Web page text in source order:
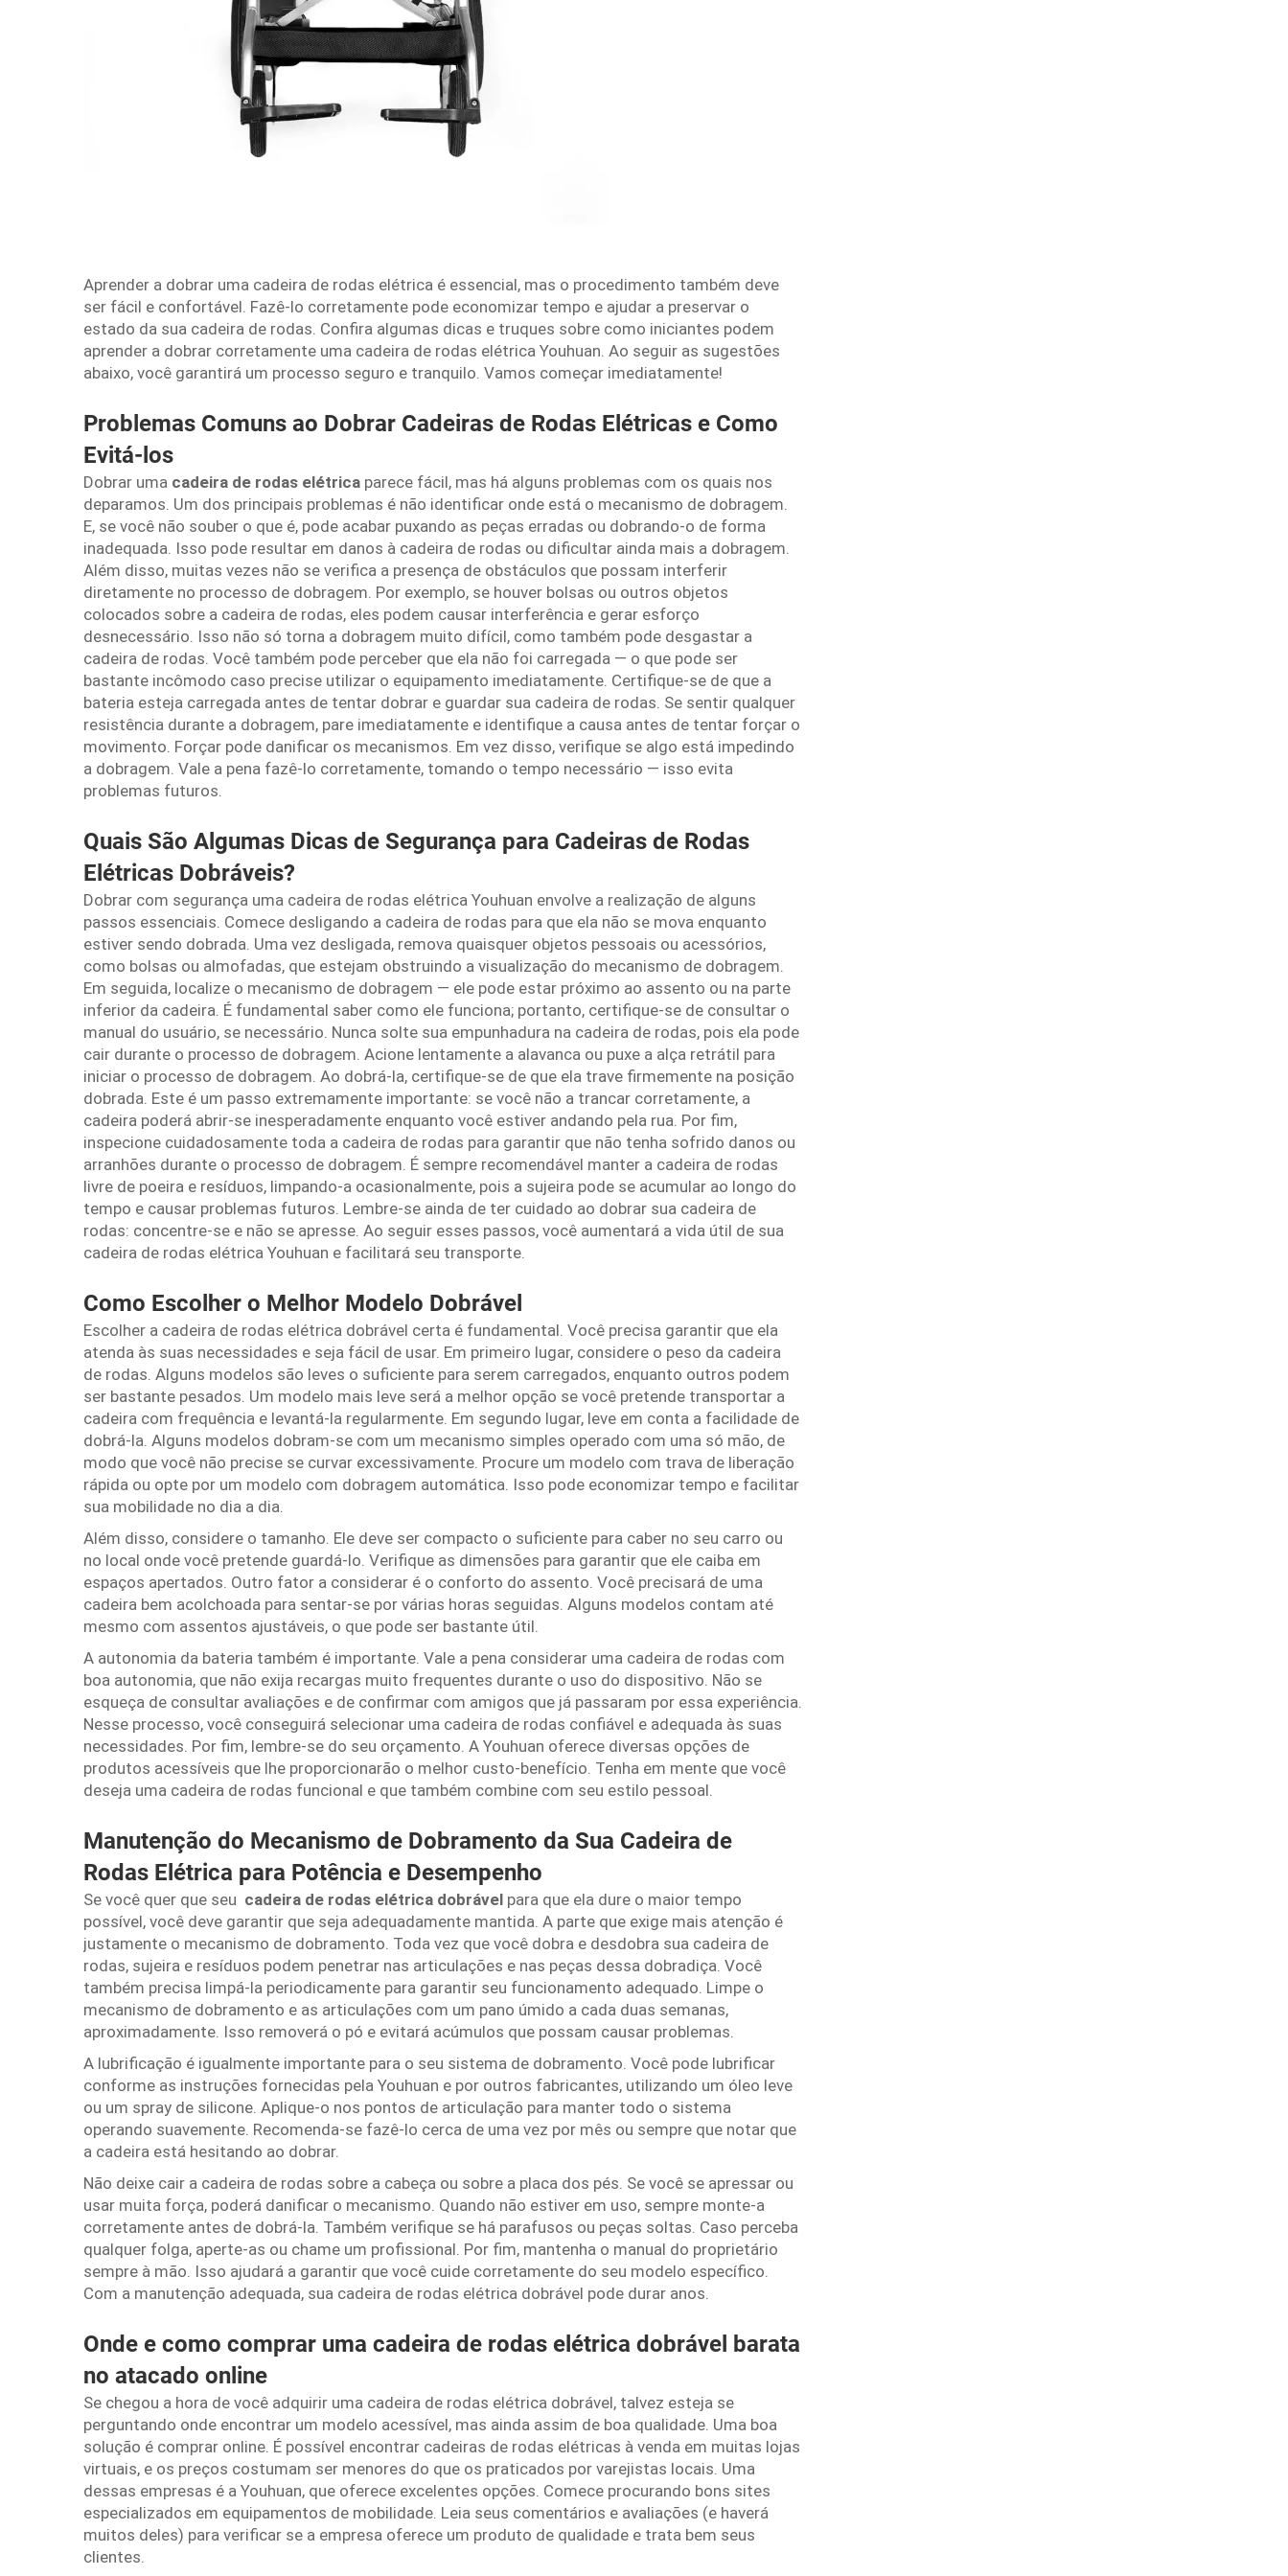
Aprender a dobrar uma cadeira de rodas elétrica é essencial, mas o procedimento também deve
ser fácil e confortável. Fazê-lo corretamente pode economizar tempo e ajudar a preservar o
estado da sua cadeira de rodas. Confira algumas dicas e truques sobre como iniciantes podem
aprender a dobrar corretamente uma cadeira de rodas elétrica Youhuan. Ao seguir as sugestões
abaixo, você garantirá um processo seguro e tranquilo. Vamos começar imediatamente!
Problemas Comuns ao Dobrar Cadeiras de Rodas Elétricas e Como
Evitá-los
Dobrar uma cadeira de rodas elétrica parece fácil, mas há alguns problemas com os quais nos
deparamos. Um dos principais problemas é não identificar onde está o mecanismo de dobragem.
E, se você não souber o que é, pode acabar puxando as peças erradas ou dobrando-o de forma
inadequada. Isso pode resultar em danos à cadeira de rodas ou dificultar ainda mais a dobragem.
Além disso, muitas vezes não se verifica a presença de obstáculos que possam interferir
diretamente no processo de dobragem. Por exemplo, se houver bolsas ou outros objetos
colocados sobre a cadeira de rodas, eles podem causar interferência e gerar esforço
desnecessário. Isso não só torna a dobragem muito difícil, como também pode desgastar a
cadeira de rodas. Você também pode perceber que ela não foi carregada — o que pode ser
bastante incômodo caso precise utilizar o equipamento imediatamente. Certifique-se de que a
bateria esteja carregada antes de tentar dobrar e guardar sua cadeira de rodas. Se sentir qualquer
resistência durante a dobragem, pare imediatamente e identifique a causa antes de tentar forçar o
movimento. Forçar pode danificar os mecanismos. Em vez disso, verifique se algo está impedindo
a dobragem. Vale a pena fazê-lo corretamente, tomando o tempo necessário — isso evita
problemas futuros.
Quais São Algumas Dicas de Segurança para Cadeiras de Rodas
Elétricas Dobráveis?
Dobrar com segurança uma cadeira de rodas elétrica Youhuan envolve a realização de alguns
passos essenciais. Comece desligando a cadeira de rodas para que ela não se mova enquanto
estiver sendo dobrada. Uma vez desligada, remova quaisquer objetos pessoais ou acessórios,
como bolsas ou almofadas, que estejam obstruindo a visualização do mecanismo de dobragem.
Em seguida, localize o mecanismo de dobragem — ele pode estar próximo ao assento ou na parte
inferior da cadeira. É fundamental saber como ele funciona; portanto, certifique-se de consultar o
manual do usuário, se necessário. Nunca solte sua empunhadura na cadeira de rodas, pois ela pode
cair durante o processo de dobragem. Acione lentamente a alavanca ou puxe a alça retrátil para
iniciar o processo de dobragem. Ao dobrá-la, certifique-se de que ela trave firmemente na posição
dobrada. Este é um passo extremamente importante: se você não a trancar corretamente, a
cadeira poderá abrir-se inesperadamente enquanto você estiver andando pela rua. Por fim,
inspecione cuidadosamente toda a cadeira de rodas para garantir que não tenha sofrido danos ou
arranhões durante o processo de dobragem. É sempre recomendável manter a cadeira de rodas
livre de poeira e resíduos, limpando-a ocasionalmente, pois a sujeira pode se acumular ao longo do
tempo e causar problemas futuros. Lembre-se ainda de ter cuidado ao dobrar sua cadeira de
rodas: concentre-se e não se apresse. Ao seguir esses passos, você aumentará a vida útil de sua
cadeira de rodas elétrica Youhuan e facilitará seu transporte.
Como Escolher o Melhor Modelo Dobrável
Escolher a cadeira de rodas elétrica dobrável certa é fundamental. Você precisa garantir que ela
atenda às suas necessidades e seja fácil de usar. Em primeiro lugar, considere o peso da cadeira
de rodas. Alguns modelos são leves o suficiente para serem carregados, enquanto outros podem
ser bastante pesados. Um modelo mais leve será a melhor opção se você pretende transportar a
cadeira com frequência e levantá-la regularmente. Em segundo lugar, leve em conta a facilidade de
dobrá-la. Alguns modelos dobram-se com um mecanismo simples operado com uma só mão, de
modo que você não precise se curvar excessivamente. Procure um modelo com trava de liberação
rápida ou opte por um modelo com dobragem automática. Isso pode economizar tempo e facilitar
sua mobilidade no dia a dia.
Além disso, considere o tamanho. Ele deve ser compacto o suficiente para caber no seu carro ou
no local onde você pretende guardá-lo. Verifique as dimensões para garantir que ele caiba em
espaços apertados. Outro fator a considerar é o conforto do assento. Você precisará de uma
cadeira bem acolchoada para sentar-se por várias horas seguidas. Alguns modelos contam até
mesmo com assentos ajustáveis, o que pode ser bastante útil.
A autonomia da bateria também é importante. Vale a pena considerar uma cadeira de rodas com
boa autonomia, que não exija recargas muito frequentes durante o uso do dispositivo. Não se
esqueça de consultar avaliações e de confirmar com amigos que já passaram por essa experiência.
Nesse processo, você conseguirá selecionar uma cadeira de rodas confiável e adequada às suas
necessidades. Por fim, lembre-se do seu orçamento. A Youhuan oferece diversas opções de
produtos acessíveis que lhe proporcionarão o melhor custo-benefício. Tenha em mente que você
deseja uma cadeira de rodas funcional e que também combine com seu estilo pessoal.
Manutenção do Mecanismo de Dobramento da Sua Cadeira de
Rodas Elétrica para Potência e Desempenho
Se você quer que seu cadeira de rodas elétrica dobrável para que ela dure o maior tempo
possível, você deve garantir que seja adequadamente mantida. A parte que exige mais atenção é
justamente o mecanismo de dobramento. Toda vez que você dobra e desdobra sua cadeira de
rodas, sujeira e resíduos podem penetrar nas articulações e nas peças dessa dobradiça. Você
também precisa limpá-la periodicamente para garantir seu funcionamento adequado. Limpe o
mecanismo de dobramento e as articulações com um pano úmido a cada duas semanas,
aproximadamente. Isso removerá o pó e evitará acúmulos que possam causar problemas.
A lubrificação é igualmente importante para o seu sistema de dobramento. Você pode lubrificar
conforme as instruções fornecidas pela Youhuan e por outros fabricantes, utilizando um óleo leve
ou um spray de silicone. Aplique-o nos pontos de articulação para manter todo o sistema
operando suavemente. Recomenda-se fazê-lo cerca de uma vez por mês ou sempre que notar que
a cadeira está hesitando ao dobrar.
Não deixe cair a cadeira de rodas sobre a cabeça ou sobre a placa dos pés. Se você se apressar ou
usar muita força, poderá danificar o mecanismo. Quando não estiver em uso, sempre monte-a
corretamente antes de dobrá-la. Também verifique se há parafusos ou peças soltas. Caso perceba
qualquer folga, aperte-as ou chame um profissional. Por fim, mantenha o manual do proprietário
sempre à mão. Isso ajudará a garantir que você cuide corretamente do seu modelo específico.
Com a manutenção adequada, sua cadeira de rodas elétrica dobrável pode durar anos.
Onde e como comprar uma cadeira de rodas elétrica dobrável barata
no atacado online
Se chegou a hora de você adquirir uma cadeira de rodas elétrica dobrável, talvez esteja se
perguntando onde encontrar um modelo acessível, mas ainda assim de boa qualidade. Uma boa
solução é comprar online. É possível encontrar cadeiras de rodas elétricas à venda em muitas lojas
virtuais, e os preços costumam ser menores do que os praticados por varejistas locais. Uma
dessas empresas é a Youhuan, que oferece excelentes opções. Comece procurando bons sites
especializados em equipamentos de mobilidade. Leia seus comentários e avaliações (e haverá
muitos deles) para verificar se a empresa oferece um produto de qualidade e trata bem seus
clientes.